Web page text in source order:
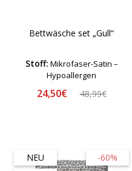
Bettwäsche set „Gull“
Stoff: Mikrofaser-Satin –
Hypoallergen
24,50€ 48,99€
-60%
NEU